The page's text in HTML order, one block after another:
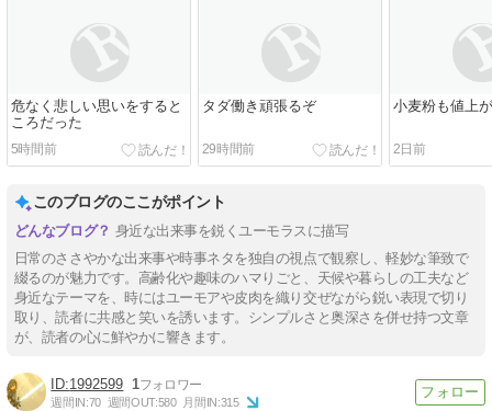
危なく悲しい思いをすると
ころだった
5時間前
タダ働き頑張るぞ
29時間前
小麦粉も値上
2日前
このブログのここがポイント
身近な出来事を鋭くユーモラスに描写
日常のささやかな出来事や時事ネタを独自の視点で観察し、軽妙な筆致で
綴るのが魅力です。高齢化や趣味のハマりごと、天候や暮らしの工夫など
身近なテーマを、時にはユーモアや皮肉を織り交ぜながら鋭い表現で切り
取り、読者に共感と笑いを誘います。シンプルさと奥深さを併せ持つ文章
が、読者の心に鮮やかに響きます。
1992599 1
週間IN:70 週間OUT:580 月間IN:315